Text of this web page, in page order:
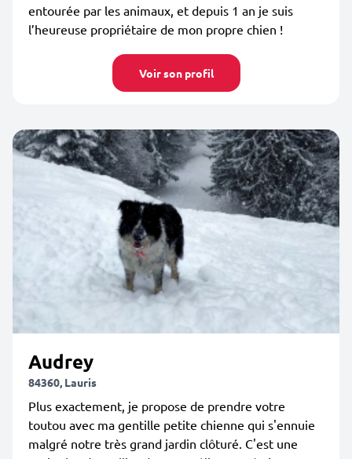
entourée par les animaux, et depuis 1 an je suis
l’heureuse propriétaire de mon propre chien !
Voir son profil
Audrey
84360, Lauris
Plus exactement, je propose de prendre votre
toutou avec ma gentille petite chienne qui s'ennuie
malgré notre très grand jardin clôturé. C'est une